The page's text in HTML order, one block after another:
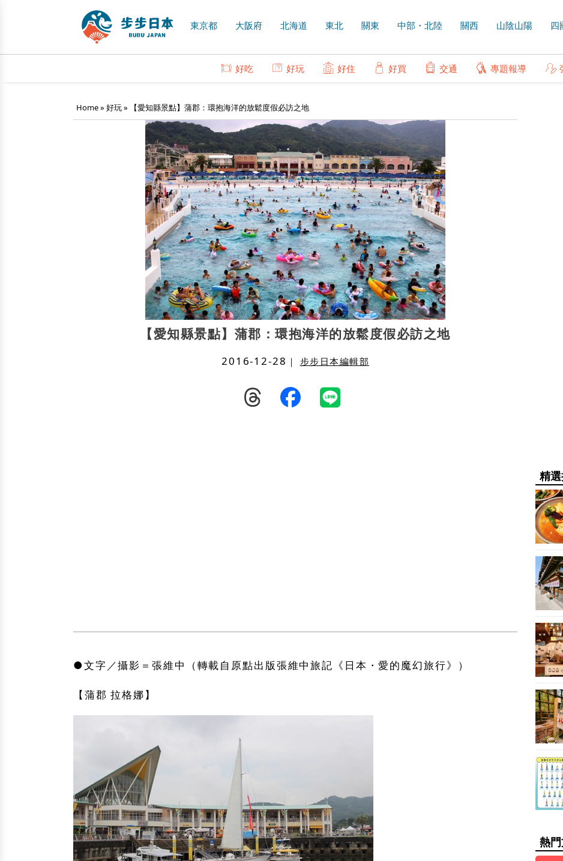
東京都 大阪府 北海道 東北 關東 中部・北陸 關西 山陰山陽 四
好吃 好玩 好住 好買 交通 專題報導
Home» 好玩» 【愛知縣景點】蒲郡：環抱海洋的放鬆度假必訪之地
【愛知縣景點】蒲郡：環抱海洋的放鬆度假必訪之地
2016-12-28 ｜ 步步日本編輯部
●文字／攝影＝張維中（轉載自原點出版張維中旅記《日本・愛的魔幻旅行》）
【蒲郡 拉格娜】
精
熱